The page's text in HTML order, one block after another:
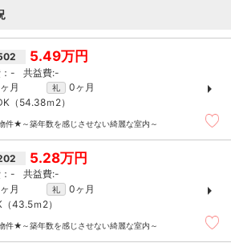
5.49万円
- -
月 礼
0ヶ月
（54.38ｍ 2）
件★～築年数を感じさせない綺麗な室内～
5.28万円
- -
月 礼
0ヶ月
（43.5ｍ 2）
件★～築年数を感じさせない綺麗な室内～